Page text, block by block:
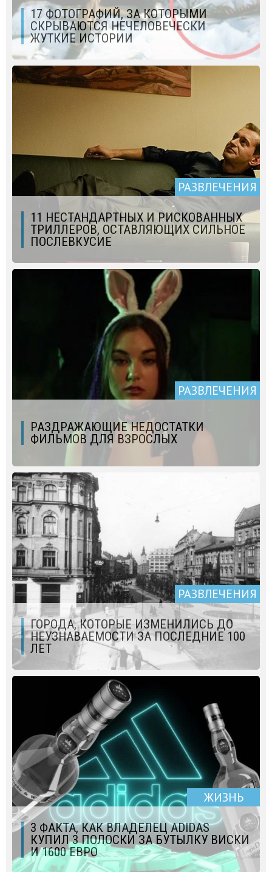
17 ФОТОГРАФИЙ, ЗА КОТОРЫМИ
СКРЫВАЮТСЯ НЕЧЕЛОВЕЧЕСКИ
ЖУТКИЕ ИСТОРИИ
РАЗВЛЕЧЕНИЯ
11 НЕСТАНДАРТНЫХ И РИСКОВАННЫХ
ТРИЛЛЕРОВ, ОСТАВЛЯЮЩИХ СИЛЬНОЕ
ПОСЛЕВКУСИЕ
РАЗВЛЕЧЕНИЯ
РАЗДРАЖАЮЩИЕ НЕДОСТАТКИ
ФИЛЬМОВ ДЛЯ ВЗРОСЛЫХ
РАЗВЛЕЧЕНИЯ
ГОРОДА, КОТОРЫЕ ИЗМЕНИЛИСЬ ДО
НЕУЗНАВАЕМОСТИ ЗА ПОСЛЕДНИЕ 100
ЛЕТ
ЖИЗНЬ
3 ФАКТА, КАК ВЛАДЕЛЕЦ ADIDAS
КУПИЛ 3 ПОЛОСКИ ЗА БУТЫЛКУ ВИСКИ
И 1600 ЕВРО